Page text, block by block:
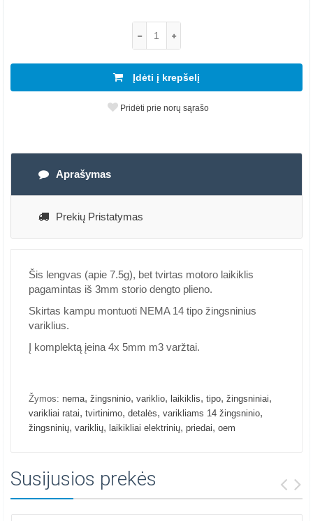
Įdėti į krepšelį
Pridėti prie norų sąrašo
Aprašymas
Prekių Pristatymas
Šis lengvas (apie 7.5g), bet tvirtas motoro laikiklis
pagamintas iš 3mm storio dengto plieno.
Skirtas kampu montuoti NEMA 14 tipo žingsninius
variklius.
Į komplektą įeina 4x 5mm m3 varžtai.
Žymos: nema, žingsninio, variklio, laikiklis, tipo, žingsniniai,
varikliai ratai, tvirtinimo, detalės, varikliams 14 žingsninio,
žingsninių, variklių, laikikliai elektrinių, priedai, oem
Susijusios prekės